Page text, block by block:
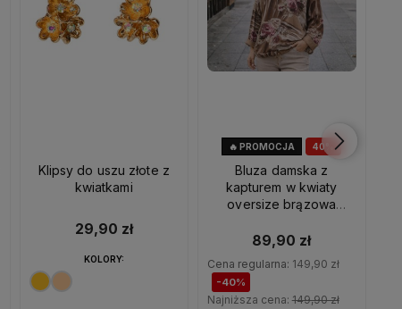
Klipsy do uszu złote z
kwiatkami
29,90 zł
KOLORY:
40%
OKAZJA
🔥 PROMOCJA
Bluza damska z
kapturem w kwiaty
oversize brązowa
89,90 zł
Cena regularna: 149,90 zł
-40%
Najniższa cena: 149,90 zł